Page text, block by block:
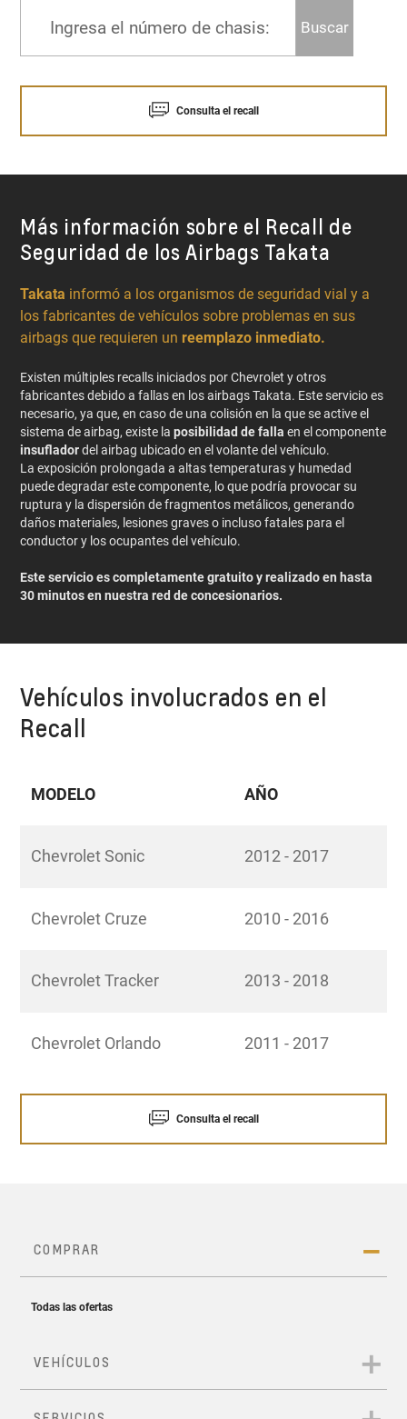
Buscar
Consulta el recall
Más información sobre el Recall de
Seguridad de los Airbags Takata
Takata informó a los organismos de seguridad vial y a
los fabricantes de vehículos sobre problemas en sus
airbags que requieren un reemplazo inmediato.
Existen múltiples recalls iniciados por Chevrolet y otros
fabricantes debido a fallas en los airbags Takata. Este servicio es
necesario, ya que, en caso de una colisión en la que se active el
sistema de airbag, existe laposibilidad de falla en el componente
insufladordel airbag ubicado en el volante del vehículo.
La exposición prolongada a altas temperaturas y humedad
puede degradar este componente, lo que podría provocar su
ruptura y la dispersión de fragmentos metálicos, generando
daños materiales, lesiones graves o incluso fatales para el
conductor y los ocupantes del vehículo.
Este servicio es completamente gratuito y realizado en hasta
30 minutos en nuestra red de concesionarios.
Vehículos involucrados en el
Recall
MODELO AÑO
Chevrolet Sonic 2012 - 2017
Chevrolet Cruze 2010 - 2016
Chevrolet Tracker 2013 - 2018
Chevrolet Orlando 2011 - 2017
Consulta el recall